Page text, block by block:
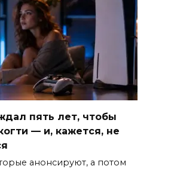
пять лет, чтобы
— и, кажется, не
анонсируют, а потом